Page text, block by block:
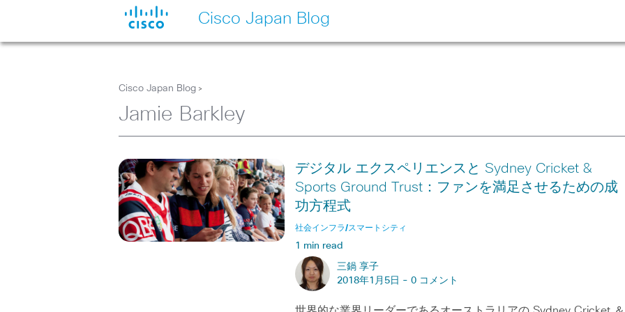
Cisco Japan Blog
Cisco Japan Blog >
Jamie Barkley
デジタル エクスペリエンスと Sydney Cricket &
Sports Ground Trust：ファンを満足させるための成
功方程式
社会インフラ/スマートシティ
1 min read
三鍋 享子
2018年1月5日 - 0 コメント